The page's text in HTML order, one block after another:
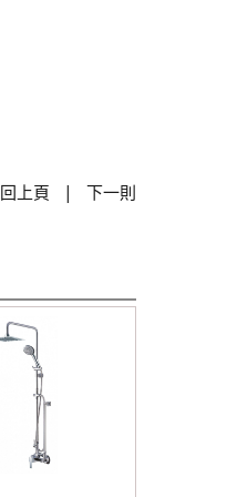
回上頁 | 下一則